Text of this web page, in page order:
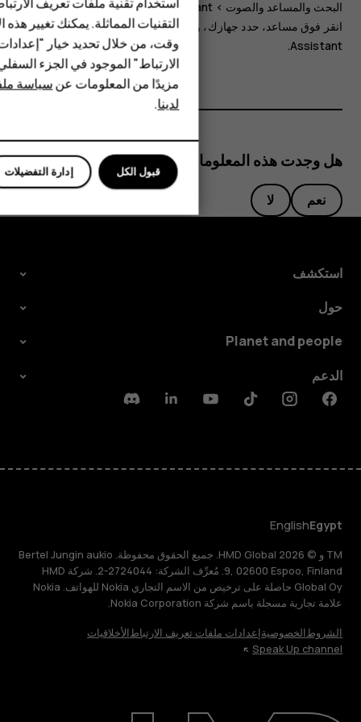
HMD Terra M
HMD DUB
للأعمال
الأجهزة اللوحية
البحث والمساعد والصوت >
Google Assistant. من أعلى الشاشة،
انقر فوق مساعد، حدد جهازك، وقم بإيقاف تشغيلGoogle
Assistant
.
هل وجدت هذه المعلومات مفيدة؟
نعم لا
استكشف
حول
Planet and people
الدعم
Facebook
Instagram
Tiktok
Youtube
Linkedin
Discord
Egypt
English
TM و © 2026 HMD Global. جميع الحقوق محفوظة. Bertel Jungin aukio
9, 02600 Espoo, Finland. مُعرِّف الشركة: 2724044-2. شركة HMD
Global Oy حاصلة على ترخيص من الاسم التجاري Nokia للهواتف. Nokia
علامة تجارية مسجلة باسم شركة Nokia Corporation.
الشروطالخصوصيةإعدادات ملفات تعريف الارتباطالأخلاقيات
Speak Up channel
التقنيات المماثلة. يمكنك تغيير
وقت، من خلال تحديد خيار
الارتباط" الموجود في الجزء
مزيدًا من المعلومات عنسياسة
لدينا.
إدارة التفضيلات قبول الكل